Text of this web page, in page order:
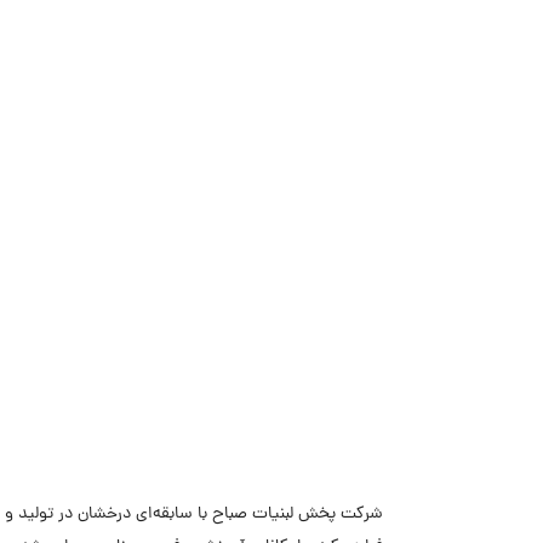
شرکت پخش لبنیات صباح با سابقه‌ای درخشان در تولید